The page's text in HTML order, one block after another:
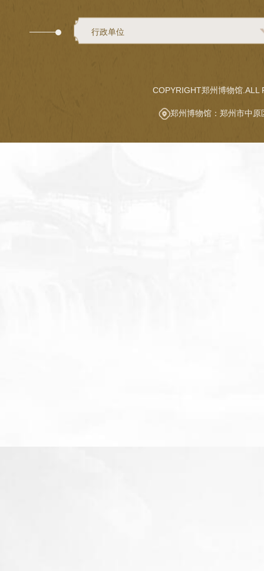
行政单位
COPYRIGHT郑州博物馆.ALL
郑州博物馆：郑州市中原